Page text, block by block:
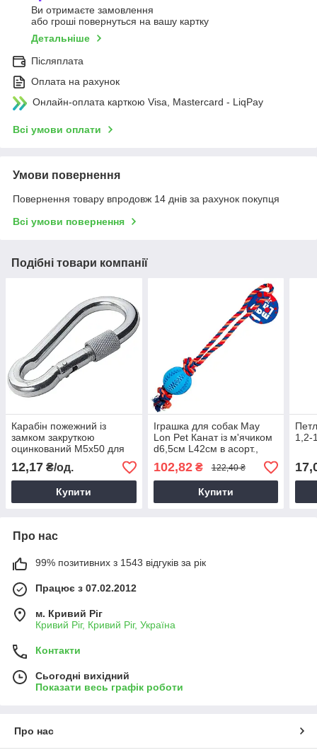
Ви отримаєте замовлення
або гроші повернуться на вашу картку
Детальніше
Післяплата
Оплата на рахунок
Онлайн-оплата карткою Visa, Mastercard - LiqPay
Всі умови оплати
Умови повернення
Повернення товару впродовж 14 днів за рахунок покупця
Всі умови повернення
Подібні товари компанії
Карабін пожежний із
замком закруткою
оцинкований М5х50 для
кріплення та з'єднання
тросів і канатів
12,17 ₴/од.
Купити
Іграшка для собак May
Lon Pet Канат із м'ячиком
d6,5см L42см в асорт.,
Канат з м'ячиком, Канатна
іграшка
102,82₴ 122,40 ₴
Купити
1,2-
Про нас
99% позитивних з 1543 відгуків за рік
Працює з 07.02.2012
м. Кривий Ріг
Кривий Ріг, Кривий Ріг, Україна
Контакти
Сьогодні вихідний
Показати весь графік роботи
Про нас